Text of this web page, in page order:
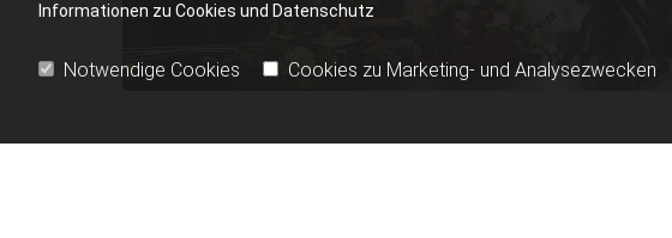
Informationen zu Cookies und Datenschutz
Notwendige Cookies Cookies zu Marketing- und Analysezwecken